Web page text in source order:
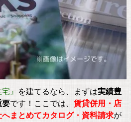
』 を建てるなら、まずは実績豊
要です！ここでは、賃貸併用・店
まとめてカタログ・資料請求が